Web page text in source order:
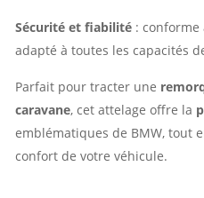
Sécurité et fiabilité : conforme
adapté à toutes les capacités
Parfait pour tracter une
caravane, cet attelage offre la
emblématiques de BMW, tout
confort de votre véhicule.